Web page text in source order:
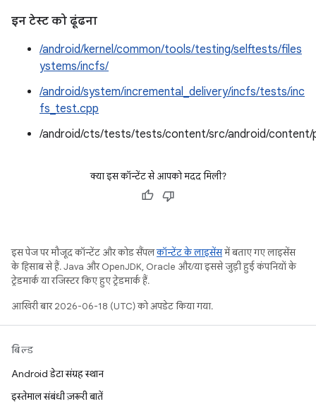
इन टेस्ट को ढूंढना
/android/kernel/common/tools/testing/selftests/files
ystems/incfs/
/android/system/incremental_delivery/incfs/tests/inc
fs_test.cpp
/android/cts/tests/tests/content/src/android/content/
क्या इस कॉन्टेंट से आपको मदद मिली?
इस पेज पर मौजूद कॉन्टेंट और कोड सैंपलकॉन्टेंट के लाइसेंसमें बताए गए लाइसेंस
के हिसाब से हैं. Java और OpenJDK, Oracle और/या इससे जुड़ी हुई कंपनियों के
ट्रेडमार्क या रजिस्टर किए हुए ट्रेडमार्क हैं.
आखिरी बार 2026-06-18 (UTC) को अपडेट किया गया.
बिल्ड
Android डेटा संग्रह स्थान
इस्तेमाल संबंधी ज़रूरी बातें